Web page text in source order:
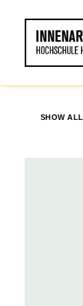
SHOW ALL